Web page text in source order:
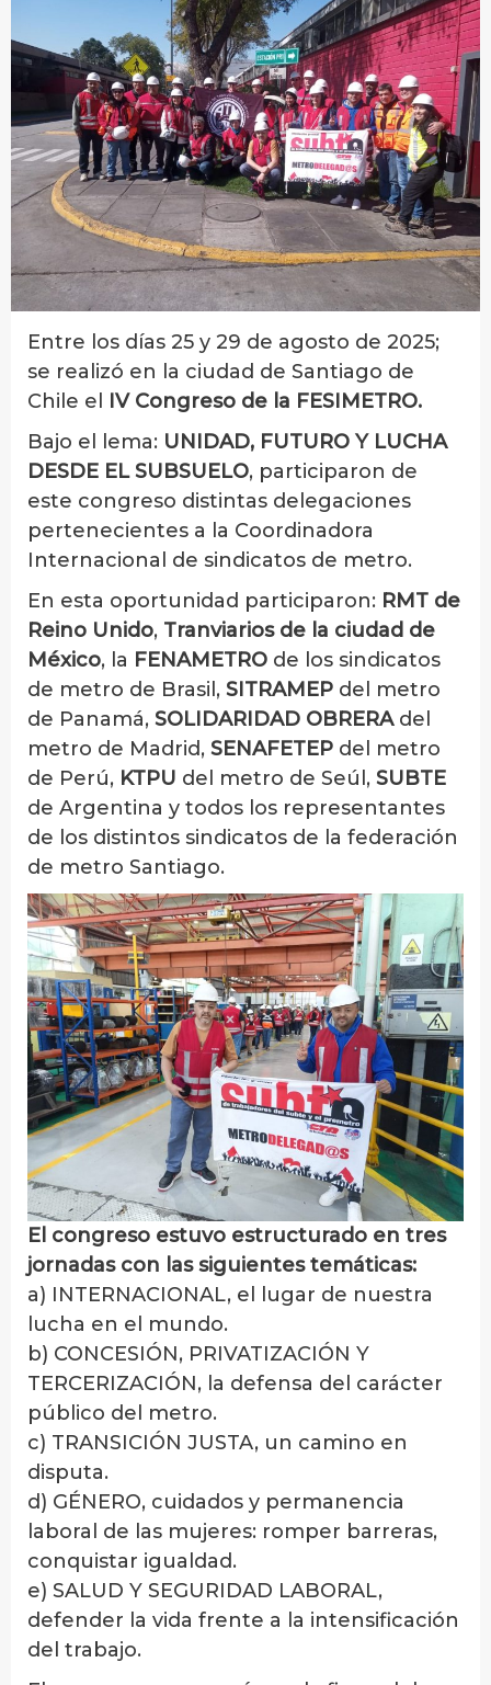
Entre los días 25 y 29 de agosto de 2025;
se realizó en la ciudad de Santiago de
Chile el IV Congreso de la FESIMETRO.
Bajo el lema: UNIDAD, FUTURO Y LUCHA
DESDE EL SUBSUELO, participaron de
este congreso distintas delegaciones
pertenecientes a la Coordinadora
Internacional de sindicatos de metro.
En esta oportunidad participaron: RMT de
Reino Unido, Tranviarios de la ciudad de
México, la FENAMETRO de los sindicatos
de metro de Brasil, SITRAMEP del metro
de Panamá, SOLIDARIDAD OBRERAdel
metro de Madrid, SENAFETEP del metro
de Perú, KTPU del metro de Seúl, SUBTE
de Argentina y todos los representantes
de los distintos sindicatos de la federación
de metro Santiago.
El congreso estuvo estructurado en tres
jornadas con las siguientes temáticas:
a) INTERNACIONAL, el lugar de nuestra
lucha en el mundo.
b) CONCESIÓN, PRIVATIZACIÓN Y
TERCERIZACIÓN, la defensa del carácter
público del metro.
c) TRANSICIÓN JUSTA, un camino en
disputa.
d) GÉNERO, cuidados y permanencia
laboral de las mujeres: romper barreras,
conquistar igualdad.
e) SALUD Y SEGURIDAD LABORAL,
defender la vida frente a la intensificación
del trabajo.